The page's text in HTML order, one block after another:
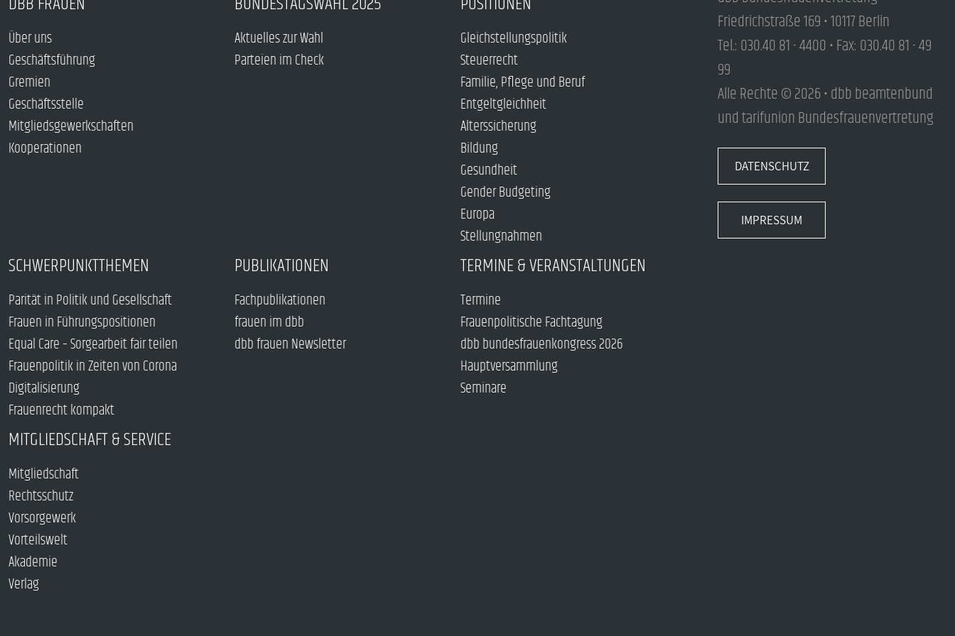
Über uns
Geschäftsführung
Gremien
Geschäftsstelle
Mitgliedsgewerkschaften
Kooperationen
Aktuelles zur Wahl
Parteien im Check
Gleichstellungspolitik
Steuerrecht
Familie, Pflege und Beruf
Entgeltgleichheit
Alterssicherung
Bildung
Gesundheit
Gender Budgeting
Europa
Stellungnahmen
SCHWERPUNKTTHEMEN
Parität in Politik und Gesellschaft
Frauen in Führungspositionen
Equal Care – Sorgearbeit fair teilen
Frauenpolitik in Zeiten von Corona
Digitalisierung
Frauenrecht kompakt
PUBLIKATIONEN
Fachpublikationen
frauen im dbb
dbb frauen Newsletter
TERMINE & VERANSTALTUNGEN
Termine
Frauenpolitische Fachtagung
dbb bundesfrauenkongress 2026
Hauptversammlung
Seminare
MITGLIEDSCHAFT & SERVICE
Mitgliedschaft
Rechtsschutz
Vorsorgewerk
Vorteilswelt
Akademie
Verlag
Friedrichstraße 169 • 10117 Berlin
Tel.: 030.40 81 - 4400 • Fax: 030.40 81 - 49
99
Alle Rechte © 2026 • dbb beamtenbund
und tarifunion Bundesfrauenvertretung
DATENSCHUTZ
IMPRESSUM